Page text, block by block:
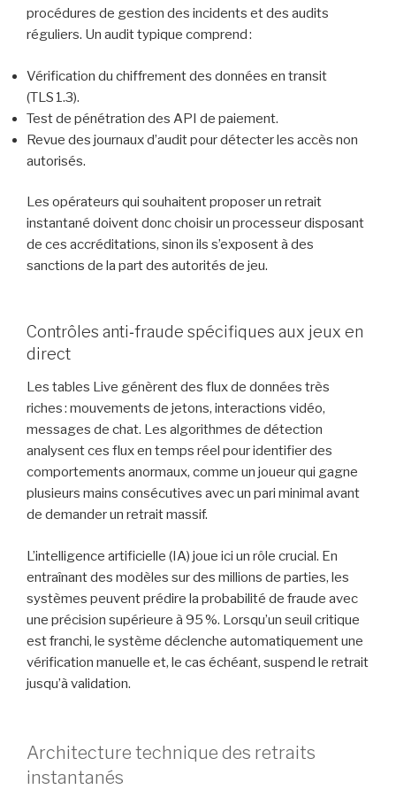
procédures de gestion des incidents et des audits
réguliers. Un audit typique comprend :
Vérification du chiffrement des données en transit
(TLS 1.3).
Test de pénétration des API de paiement.
Revue des journaux d’audit pour détecter les accès non
autorisés.
Les opérateurs qui souhaitent proposer un retrait
instantané doivent donc choisir un processeur disposant
de ces accréditations, sinon ils s’exposent à des
sanctions de la part des autorités de jeu.
Contrôles anti‑fraude spécifiques aux jeux en
direct
Les tables Live génèrent des flux de données très
riches : mouvements de jetons, interactions vidéo,
messages de chat. Les algorithmes de détection
analysent ces flux en temps réel pour identifier des
comportements anormaux, comme un joueur qui gagne
plusieurs mains consécutives avec un pari minimal avant
de demander un retrait massif.
L’intelligence artificielle (IA) joue ici un rôle crucial. En
entraînant des modèles sur des millions de parties, les
systèmes peuvent prédire la probabilité de fraude avec
une précision supérieure à 95 %. Lorsqu’un seuil critique
est franchi, le système déclenche automatiquement une
vérification manuelle et, le cas échéant, suspend le retrait
jusqu’à validation.
Architecture technique des retraits
instantanés